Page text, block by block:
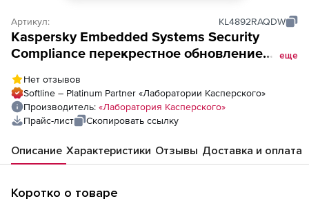
Артикул: KL4892RAQDW
Kaspersky Embedded Systems Security
Compliance перекрестное обновление
еще
Нет отзывов
Softline – Platinum Partner «Лаборатории Касперского»
Производитель: «Лаборатория Касперского»
Прайс-лист
Скопировать ссылку
Описание Характеристики Отзывы Доставка и оплата
Коротко о товаре